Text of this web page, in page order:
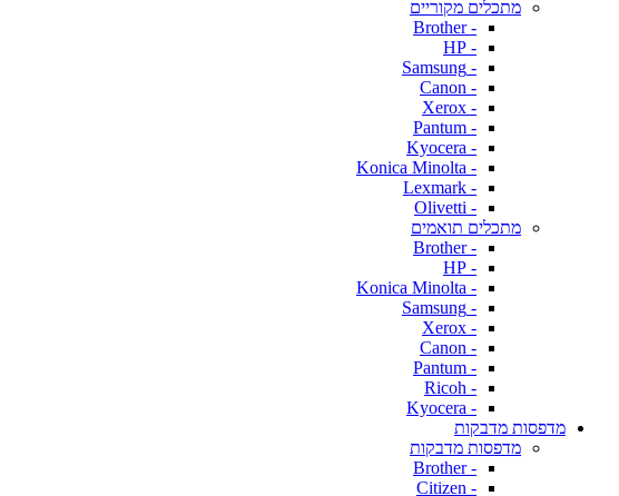
מתכלים מקוריים
- Brother
- HP
- Samsung
- Canon
- Xerox
- Pantum
- Kyocera
- Konica Minolta
- Lexmark
- Olivetti
מתכלים תואמים
- Brother
- HP
- Konica Minolta
- Samsung
- Xerox
- Canon
- Pantum
- Ricoh
- Kyocera
מדפסות מדבקות
מדפסות מדבקות
- Brother
- Citizen